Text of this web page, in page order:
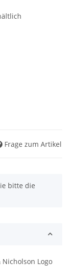
Frage zum Artikel
bitte die